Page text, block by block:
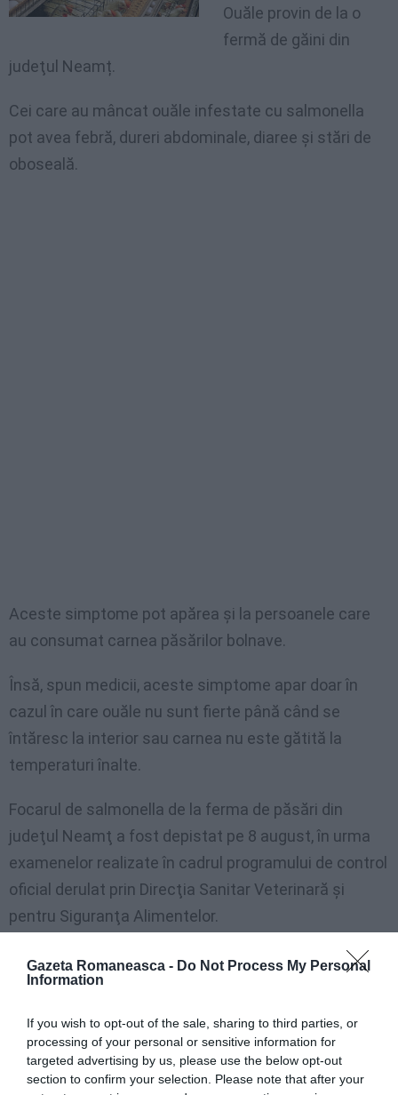
Gazeta Romaneasca - Do Not Process My Personal
Information
If you wish to opt-out of the sale, sharing to third parties, or
processing of your personal or sensitive information for
targeted advertising by us, please use the below opt-out
section to confirm your selection. Please note that after your
Ouăle provin de la o
fermă de găini din
judeţul Neamț.
Cei care au mâncat ouăle infestate cu salmonella
pot avea febră, dureri abdominale, diaree şi stări de
oboseală.
Aceste simptome pot apărea şi la persoanele care
au consumat carnea păsărilor bolnave.
Însă, spun medicii, aceste simptome apar doar în
cazul în care ouăle nu sunt fierte până când se
întăresc la interior sau carnea nu este gătită la
temperaturi înalte.
Focarul de salmonella de la ferma de păsări din
judeţul Neamţ a fost depistat pe 8 august, în urma
examenelor realizate în cadrul programului de control
oficial derulat prin Direcţia Sanitar Veterinară şi
pentru Siguranţa Alimentelor.
S-au prelevat probe atât de la păsări, cat şi din ouă, şi
toate au ieşit pozitive. Prin urmare, inspectorii au pus
ferma sub sechestru.
Astfel, 12.000 de găini vor fi eutanasiate şi tone de
ouă urmează să fie distruse.